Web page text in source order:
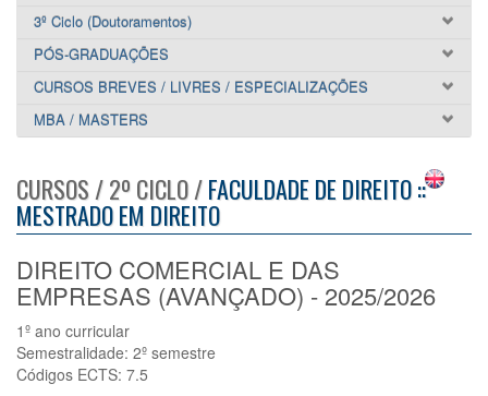
3º Ciclo (Doutoramentos)
PÓS-GRADUAÇÕES
CURSOS BREVES / LIVRES / ESPECIALIZAÇÕES
MBA / MASTERS
CURSOS / 2º CICLO /FACULDADE DE DIREITO ::
MESTRADO EM DIREITO
DIREITO COMERCIAL E DAS
EMPRESAS (AVANÇADO) - 2025/2026
1º ano curricular
Semestralidade: 2º semestre
Códigos ECTS: 7.5